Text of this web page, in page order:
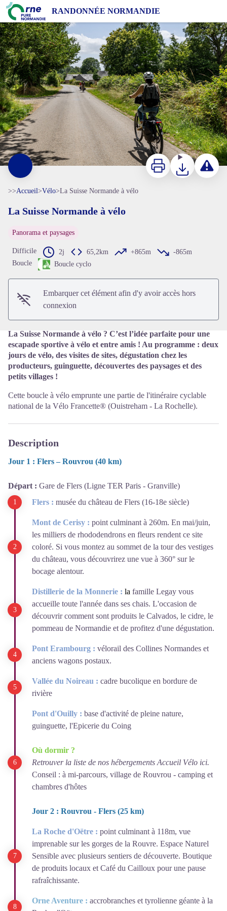
RANDONNÉE NORMANDIE
La Suisse Normande à vélo
Sur la Vélo Francette, direction Flers - Nicolas Diolez
Voir l'image en plein écran
ImprimerTéléchargerSignaler
>>Accueil>Vélo>La Suisse Normande à vélo
La Suisse Normande à vélo
Panorama et paysages
Difficile 2j 65,2km +865m
-865m
Boucle
Boucle cyclo
Embarquer cet élément afin d'y avoir accès hors
connexion
La Suisse Normande à vélo ? C’est l’idée parfaite pour une
escapade sportive à vélo et entre amis ! Au programme : deux
jours de vélo, des visites de sites, dégustation chez les
producteurs, guinguette, découvertes des paysages et des
petits villages !
Cette boucle à vélo emprunte une partie de l'itinéraire cyclable
national de la Vélo Francette® (Ouistreham - La Rochelle).
Description
Jour 1 : Flers – Rouvrou (40 km)
Départ : Gare de Flers (Ligne TER Paris - Granville)
Flers : musée du château de Flers (16-18e siècle)
Mont de Cerisy : point culminant à 260m. En mai/juin,
les milliers de rhododendrons en fleurs rendent ce site
coloré. Si vous montez au sommet de la tour des vestiges
du château, vous découvrirez une vue à 360° sur le
bocage alentour.
Distillerie de la Monnerie : la famille Legay vous
accueille toute l'année dans ses chais. L'occasion de
découvrir comment sont produits le Calvados, le cidre, le
pommeau de Normandie et de profitez d'une dégustation.
Pont Erambourg : vélorail des Collines Normandes et
anciens wagons postaux.
Vallée du Noireau : cadre bucolique en bordure de
rivière
Pont d'Ouilly : base d'activité de pleine nature,
guinguette, l'Epicerie du Coing
Où dormir ?
Retrouver la liste de nos hébergements Accueil Vélo ici.
Conseil : à mi-parcours, village de Rouvrou - camping et
chambres d'hôtes
Jour 2 : Rouvrou - Flers (25 km)
La Roche d'Oëtre : point culminant à 118m, vue
imprenable sur les gorges de la Rouvre. Espace Naturel
Sensible avec plusieurs sentiers de découverte. Boutique
de produits locaux et Café du Cailloux pour une pause
rafraîchissante.
Orne Aventure : accrobranches et tyrolienne géante à la